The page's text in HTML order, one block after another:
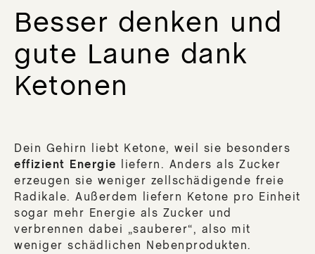
Besser denken und
gute Laune dank
Ketonen
Dein Gehirn liebt Ketone, weil sie besonders
effizient Energie
liefern. Anders als Zucker
erzeugen sie weniger zellschädigende freie
Radikale. Außerdem liefern Ketone pro Einheit
sogar mehr Energie als Zucker und
verbrennen dabei „sauberer“, also mit
weniger schädlichen Nebenprodukten.